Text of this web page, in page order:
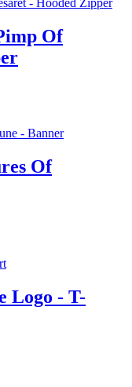
Of
Of
Logo - T-